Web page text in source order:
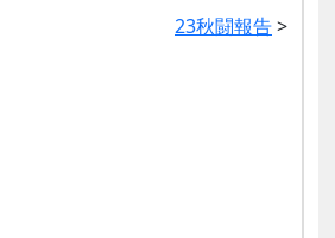
23秋闘報告>